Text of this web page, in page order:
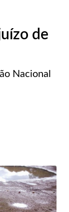
de
Nacional